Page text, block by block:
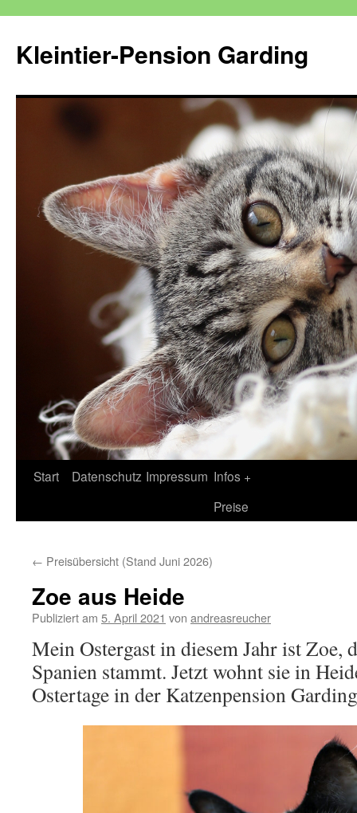
Kleintier-Pension Garding
Zum
Start Datenschutz Impressum Infos +
Preise
← Preisübersicht (Stand Juni 2026)
Zoe aus Heide
Publiziert am 5. April 2021 von andreasreucher
Mein Ostergast in diesem Jahr ist Zoe,
Spanien stammt. Jetzt wohnt sie in
Ostertage in der Katzenpension